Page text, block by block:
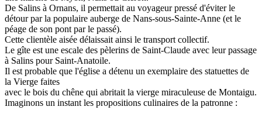
De Salins à Ornans, il permettait au voyageur pressé d'éviter le
détour par la populaire auberge de Nans-sous-Sainte-Anne (et le
péage de son pont par le passé).
Cette clientèle aisée délaissait ainsi le transport collectif.
Le gîte est une escale des pèlerins de Saint-Claude avec leur passage
à Salins pour Saint-Anatoile.
Il est probable que l'église a détenu un exemplaire des statuettes de
la Vierge faites
avec le bois du chêne qui abritait la vierge miraculeuse de Montaigu.
Imaginons un instant les propositions culinaires de la patronne :